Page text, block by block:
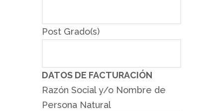
Post Grado(s)
DATOS DE FACTURACIÓN
Razón Social y/o Nombre de
Persona Natural